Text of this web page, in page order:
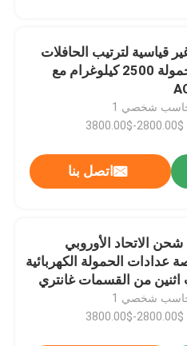
قياسية لترتيب الحافلات
بطاقة حمولة 2500 كيلوغرام مع
اتصل بنا
الاتحاد الأوروبي
عدادات الحمولة الكهربائية
اثنين من القسمات غانتري
زيت رفع مزدوجة